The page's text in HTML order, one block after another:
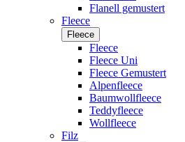
Flanell gemustert
Fleece
Fleece
Fleece
Fleece Uni
Fleece Gemustert
Alpenfleece
Baumwollfleece
Teddyfleece
Wollfleece
Filz